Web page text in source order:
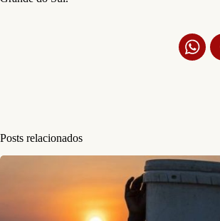
Posts relacionados